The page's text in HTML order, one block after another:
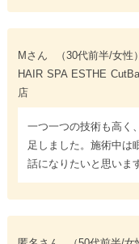
Mさん
（30代前半/女性）
HAIR SPA ESTHE
店
一つ一つの技術も高く
足しました。施術中は
話になりたいと思いま